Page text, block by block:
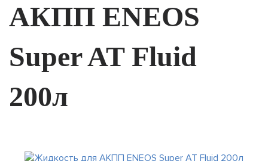
АКПП ENEOS
Super AT Fluid
200л